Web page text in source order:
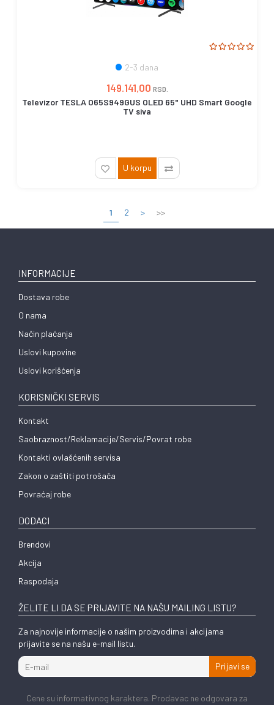
2-3 dana
149.141,00 RSD.
Televizor TESLA O65S949GUS OLED 65" UHD Smart Google
TV siva
U korpu
1 2 > >>
INFORMACIJE
Dostava robe
O nama
Način plaćanja
Uslovi kupovine
Uslovi korišćenja
KORISNIČKI SERVIS
Kontakt
Saobraznost/Reklamacije/Servis/Povrat robe
Kontakti ovlašćenih servisa
Zakon o zaštiti potrošača
Povraćaj robe
DODACI
Brendovi
Akcija
Raspodaja
ŽELITE LI DA SE PRIJAVITE NA NAŠU MAILING LISTU?
Za najnovije informacije o našim proizvodima i akcijama
prijavite se na našu e-mail listu.
Prijavi se
Cene su informativnog karaktera. Prodavac ne odgovara za